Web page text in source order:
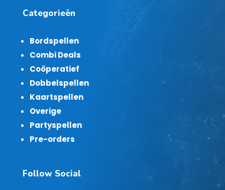
Categorieën
Bordspellen
Combi Deals
Coöperatief
Dobbelspellen
Kaartspellen
Overige
Partyspellen
Pre-orders
Follow Social